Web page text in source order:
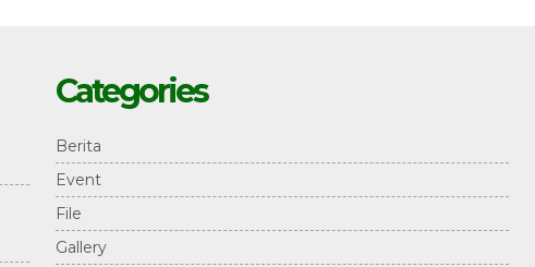
Categories
Berita
Event
File
Gallery